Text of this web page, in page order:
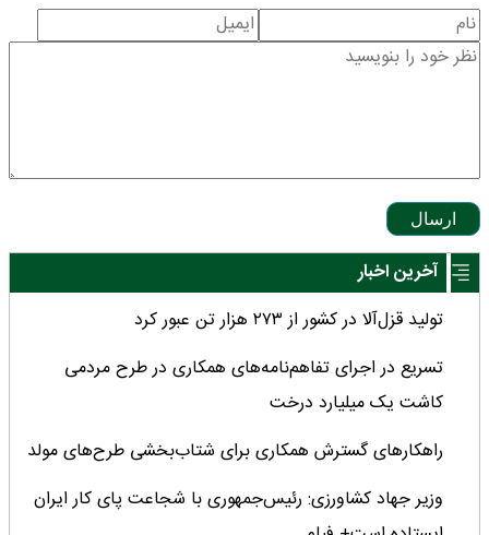
ارسال
آخرین اخبار
تولید قزل‌آلا در کشور از ۲۷۳ هزار تن عبور کرد
تسریع در اجرای تفاهم‌نامه‌های همکاری در طرح مردمی
کاشت یک میلیارد درخت
راهکارهای گسترش همکاری برای شتاب‌بخشی طرح‌های مولد
وزیر جهاد کشاورزی: رئیس‌جمهوری با شجاعت پای کار ایران